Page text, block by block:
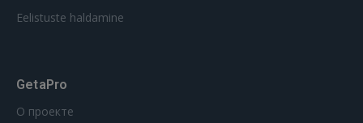
Eelistuste haldamine
GetaPro
О проекте